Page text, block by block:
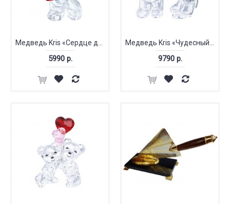
Медведь Kris «Сердце для Вас»
5990 р.
Медведь Kris «Чудесный сюрприз»
9790 р.